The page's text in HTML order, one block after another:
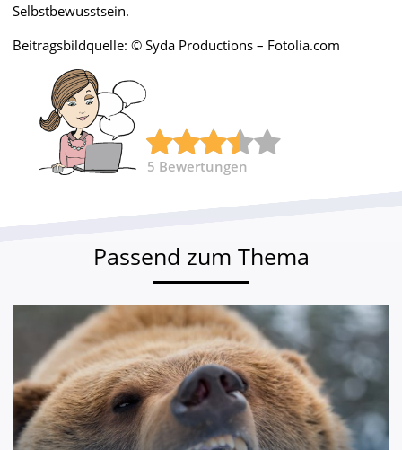
Selbstbewusstsein.
Beitragsbildquelle: © Syda Productions – Fotolia.com
5 Bewertungen
Passend zum Thema